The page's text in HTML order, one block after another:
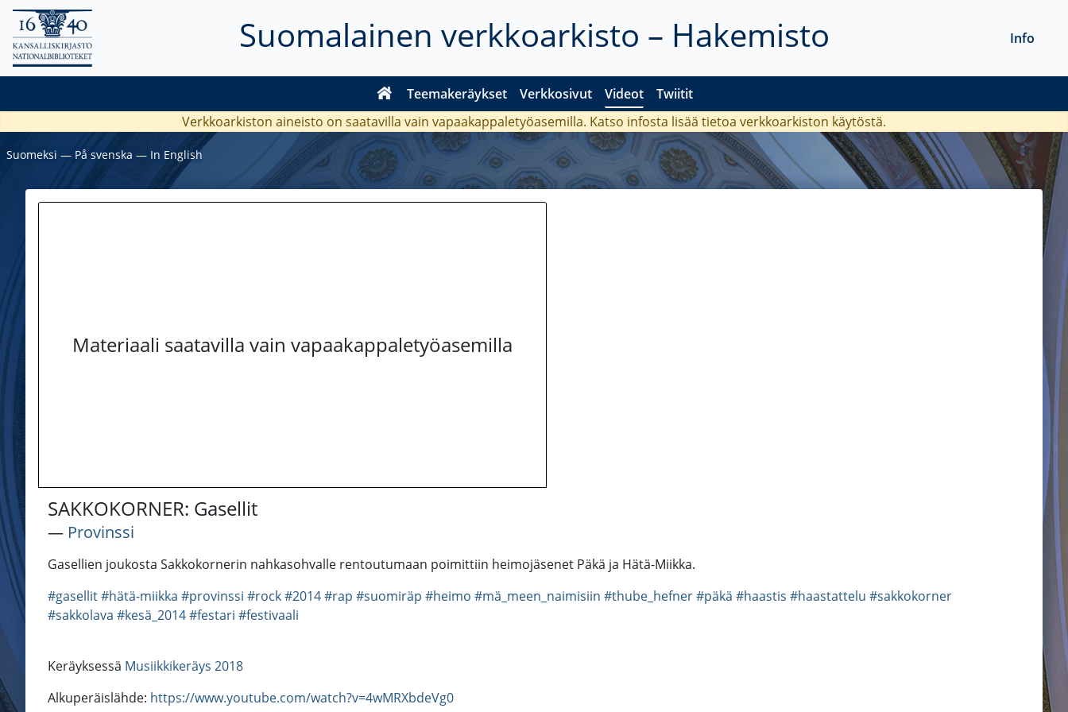
Suomalainen verkkoarkisto – Hakemisto
Teemakeräykset Verkkosivut Videot Twiitit
Info
Verkkoarkiston aineisto on saatavilla vain vapaakappaletyöasemilla. Katso infosta lisää tietoa verkkoarkiston käytöstä.
Suomeksi ― På svenska ― In English
Materiaali saatavilla vain vapaakappaletyöasemilla
SAKKOKORNER: Gasellit
― Provinssi
Gasellien joukosta Sakkokornerin nahkasohvalle rentoutumaan poimittiin heimojäsenet Päkä ja Hätä-Miikka.
#gasellit#hätä-miikka #provinssi #rock#2014#rap #suomiräp #heimo #mä_meen_naimisiin #thube_hefner#päkä #haastis #haastattelu #sakkokorner
#sakkolava #kesä_2014#festari #festivaali
Keräyksessä Musiikkikeräys 2018
Alkuperäislähde: https://www.youtube.com/watch?v=4wMRXbdeVg0